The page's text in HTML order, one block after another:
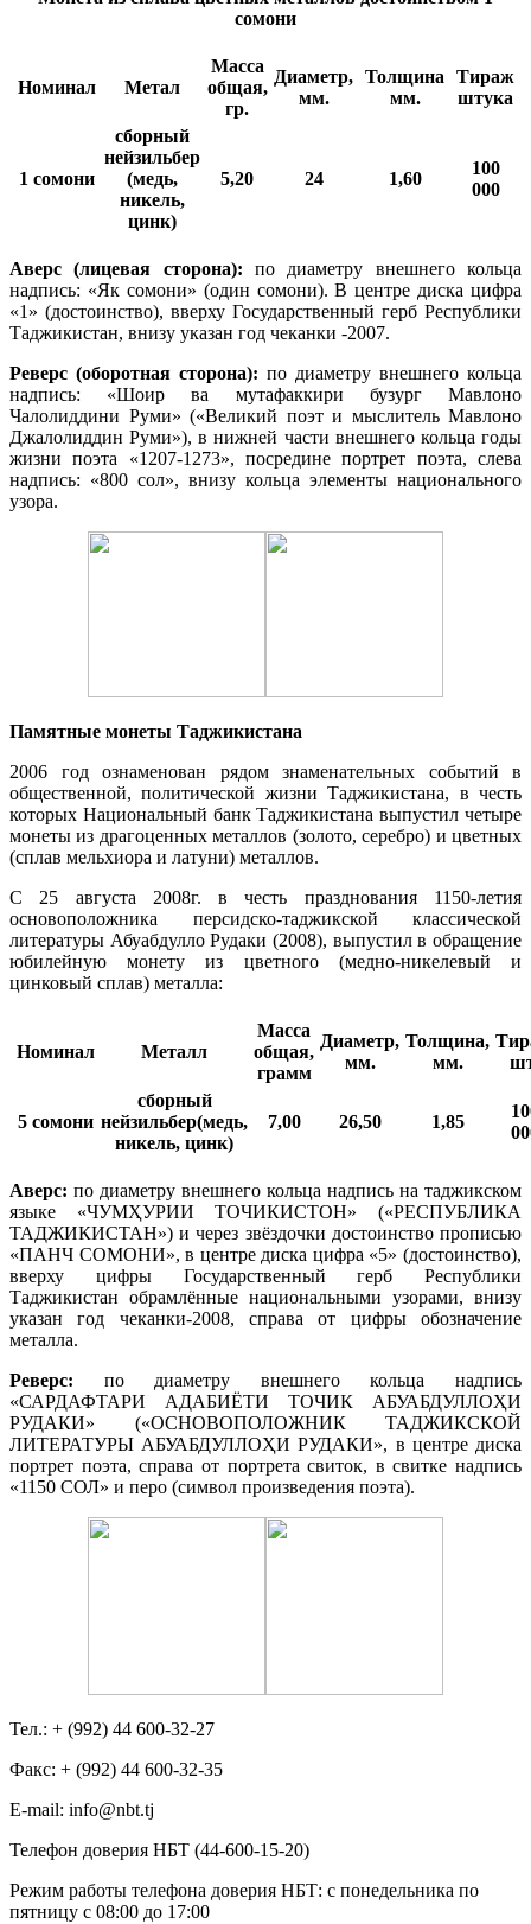
сомони
Номинал Метал
Масса
общая,
гр.
Диаметр,
мм.
Толщина
мм.
Тираж
штука
1 сомони
сборный
нейзильбер
(медь,
никель,
цинк)
5,20 24 1,60
100
000
Аверс (лицевая сторона): по диаметру внешнего кольца
надпись: «Як сомони» (один сомони). В центре диска цифра
«1» (достоинство), вверху Государственный герб Республики
Таджикистан, внизу указан год чеканки -2007.
Реверс (оборотная сторона): по диаметру внешнего кольца
надпись: «Шоир ва мутафаккири бузург Мавлоно
Чалолиддини Руми» («Великий поэт и мыслитель Мавлоно
Джалолиддин Руми»), в нижней части внешнего кольца годы
жизни поэта «1207-1273», посредине портрет поэта, слева
надпись: «800 сол», внизу кольца элементы национального
узора.
Памятные монеты Таджикистана
2006 год ознаменован рядом знаменательных событий в
общественной, политической жизни Таджикистана, в честь
которых Национальный банк Таджикистана выпустил четыре
монеты из драгоценных металлов (золото, серебро) и цветных
(сплав мельхиора и латуни) металлов.
С 25 августа 2008г. в честь празднования 1150-летия
основоположника персидско-таджикской классической
литературы Абуабдулло Рудаки (2008), выпустил в обращение
юбилейную монету из цветного (медно-никелевый и
цинковый сплав) металла:
Номинал Металл
Масса
общая,
грамм
Диаметр,
мм.
Толщина,
мм.
5 сомони
сборный
нейзильбер(медь,
никель, цинк)
7,00 26,50 1,85
Аверс: по диаметру внешнего кольца надпись на таджикском
языке «ЧУМҲУРИИ ТОЧИКИСТОН» («РЕСПУБЛИКА
ТАДЖИКИСТАН») и через звёздочки достоинство прописью
«ПАНЧ СОМОНИ», в центре диска цифра «5» (достоинство),
вверху цифры Государственный герб Республики
Таджикистан обрамлённые национальными узорами, внизу
указан год чеканки-2008, справа от цифры обозначение
металла.
Реверс: по диаметру внешнего кольца надпись
«САРДАФТАРИ АДАБИЁТИ ТОЧИК АБУАБДУЛЛОҲИ
РУДАКИ» («ОСНОВОПОЛОЖНИК ТАДЖИКСКОЙ
ЛИТЕРАТУРЫ АБУАБДУЛЛОҲИ РУДАКИ», в центре диска
портрет поэта, справа от портрета свиток, в свитке надпись
«1150 СОЛ» и перо (символ произведения поэта).
Тел.: + (992) 44 600-32-27
Факс: + (992) 44 600-32-35
Е-mail: info@nbt.tj
Телефон доверия НБТ (44-600-15-20)
Режим работы телефона доверия НБТ: с понедельника по
пятницу с 08:00 до 17:00